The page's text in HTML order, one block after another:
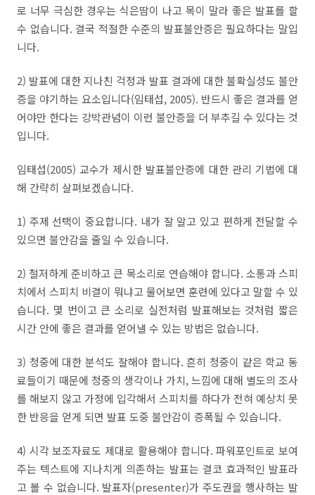
로 너무 극심한 경우는 식은땀이 나고 목이 말라 좋은 발표를 할
수 없습니다. 결국 적절한 수준의 발표불안증은 필요하다는 말입
니다.
2) 발표에 대한 지나친 걱정과 발표 결과에 대한 불확실성도 불안
증을 야기하는 요소입니다(임태섭, 2005). 반드시 좋은 결과를 얻
어야만 한다는 강박관념이 이런 불안증을 더 부추길 수 있다는 것
입니다.
임태섭(2005)교수가 제시한 발표불안증에 대한 관리 기법에 대
해 간략히 살펴보겠습니다.
1) 주제 선택이 중요합니다. 내가 잘 알고 있고 편하게 전달할 수
있으면 불안감을 줄일 수 있습니다.
2) 철저하게 준비하고 큰 목소리로 연습해야 합니다. 소통과 스피
치에서 스피치 비결이 뭐냐고 물어보면 훈련에 있다고 말할 수 있
습니다. 몇 번이고 큰 소리로 실전처럼 발표해보는 것처럼 짧은
시간 안에 좋은 결과를 얻어낼 수 있는 방법은 없습니다.
3) 청중에 대한 분석도 잘해야 합니다.흔히 청중이 같은 학교 동
료들이기 때문에 청중의 생각이나 가치,느낌에 대해 별도의 조사
를 해보지 않고 가정에 입각해서 스피치를 하다가 전혀 예상치 못
한 반응을 얻게 되면 발표 도중 불안감이 증폭될 수 있습니다.
4) 시각 보조자료도 제대로 활용해야 합니다.파워포인트로 보여
주는 텍스트에 지나치게 의존하는 발표는 결코 효과적인 발표라
고 볼 수 없습니다. 발표자(presenter)가 주도권을 행사하는 발